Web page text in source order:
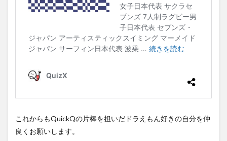
これからもQuickQの片棒を担いだドラえもん好きの自分を仲
良くお願いします。